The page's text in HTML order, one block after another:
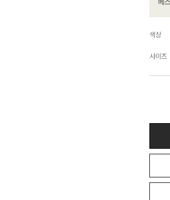
색상
사이즈